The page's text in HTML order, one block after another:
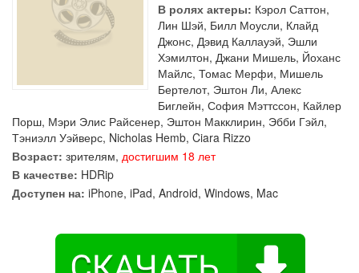
В ролях актеры: Кэрол Саттон,
Лин Шэй, Билл Моусли, Клайд
Джонс, Дэвид Каллауэй, Эшли
Хэмилтон, Джани Мишель, Йоханс
Майлс, Томас Мерфи, Мишель
Бертелот, Эштон Ли, Алекс
Биглейн, София Мэттссон, Кайлер
Порш, Мэри Элис Райсенер, Эштон Макклирин, Эбби Гэйл,
Тэниэлл Уэйверс, Nicholas Hemb, Ciara Rizzo
Возраст: зрителям, достигшим 18 лет
В качестве: HDRip
Доступен на: iPhone, iPad, Android, Windows, Mac